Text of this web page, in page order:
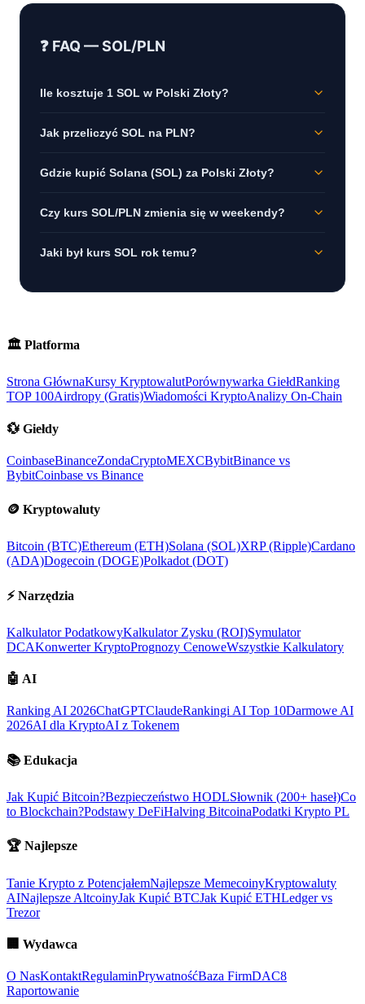
❓ FAQ —SOL/PLN
Ile kosztuje 1 SOL w Polski Złoty?
Jak przeliczyć SOL na PLN?
Gdzie kupić Solana (SOL) za Polski Złoty?
Czy kurs SOL/PLN zmienia się w weekendy?
Jaki był kurs SOL rok temu?
🏛️ Platforma
Strona GłównaKursy KryptowalutPorównywarka GiełdRanking
TOP 100Airdropy (Gratis)Wiadomości KryptoAnalizy On-Chain
💱 Giełdy
CoinbaseBinanceZondaCryptoMEXCBybitBinance vs
BybitCoinbase vs Binance
🪙 Kryptowaluty
Bitcoin (BTC)Ethereum (ETH)Solana (SOL)XRP (Ripple)Cardano
(ADA)Dogecoin (DOGE)Polkadot (DOT)
⚡ Narzędzia
Kalkulator PodatkowyKalkulator Zysku (ROI)Symulator
DCAKonwerter KryptoPrognozy CenoweWszystkie Kalkulatory
🤖 AI
Ranking AI 2026ChatGPTClaudeRankingi AI Top 10Darmowe AI
2026AI dla KryptoAI z Tokenem
📚 Edukacja
Jak Kupić Bitcoin?Bezpieczeństwo HODLSłownik (200+ haseł)Co
to Blockchain?Podstawy DeFiHalving BitcoinaPodatki Krypto PL
🏆 Najlepsze
Tanie Krypto z PotencjałemNajlepsze MemecoinyKryptowaluty
AINajlepsze AltcoinyJak Kupić BTCJak Kupić ETHLedger vs
Trezor
🏢 Wydawca
O NasKontaktRegulaminPrywatnośćBaza FirmDAC8
Raportowanie